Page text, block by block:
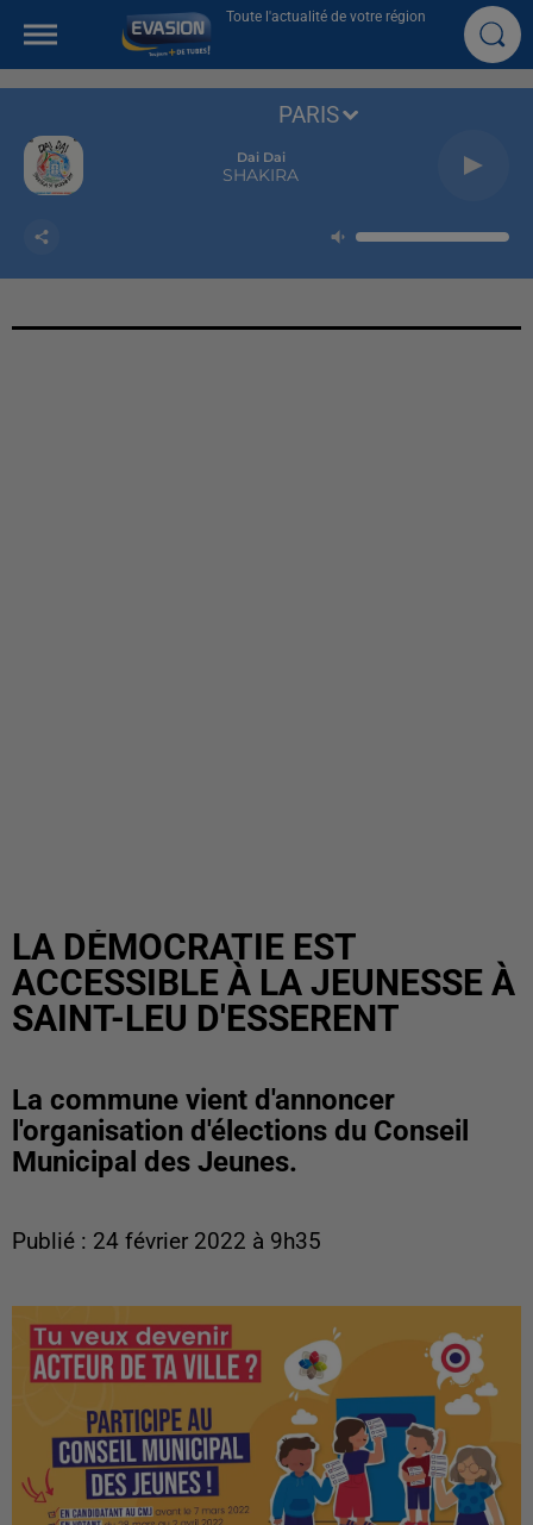
Toute l'actualité de votre région
Dai Dai
SHAKIRA
PARIS
LA DÉMOCRATIE EST
ACCESSIBLE À LA JEUNESSE À
SAINT-LEU D'ESSERENT
La commune vient d'annoncer
l'organisation d'élections du Conseil
Municipal des Jeunes.
Publié : 24 février 2022 à 9h35